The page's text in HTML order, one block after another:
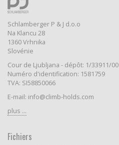
Schlamberger P & J d.o.o
Na Klancu 28
1360 Vrhnika
Slovénie
Cour de Ljubljana - dépôt: 1/33911/00
Numéro d'identification: 1581759
TVA: SI58850066
E-mail: info@climb-holds.com
plus ...
Fichiers